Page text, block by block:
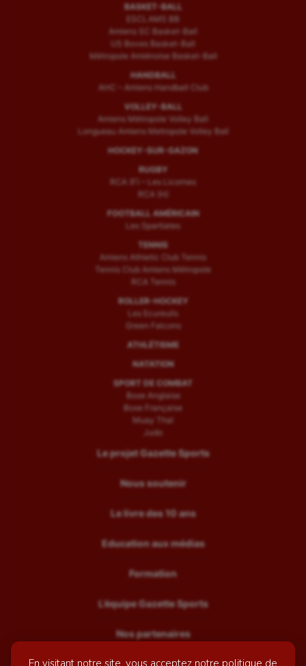
En visitant notre site, vous acceptez notre politique de
BASKET-BALL
ESCLAMS BB
Amiens SC Basket-Ball
US Boves Basket-Ball
Métropole Amiénoise Basket-Ball
HANDBALL
AHC – Amiens Handball Club
VOLLEY-BALL
Amiens Métropole Volley Ball
Longueau Amiens Metropole Volley Ball
HOCKEY-SUR-GAZON
RUGBY
RCA (F) – Les Licornes
RCA (H)
FOOTBALL AMÉRICAIN
Les Spartiates
TENNIS
Amiens Athletic Club Tennis
Tennis Club Amiens Métropole
RCA Tennis
ROLLER-HOCKEY
Les Ecureuils
Green Falcons
ATHLÉTISME
NATATION
SPORT DE COMBAT
Boxe Anglaise
Boxe Française
Muay Thaï
Judo
Le projet Gazette Sports
Nous soutenir
Le livre des 10 ans
Education aux médias
Formation
L’équipe Gazette Sports
Nos partenaires
Recrutement